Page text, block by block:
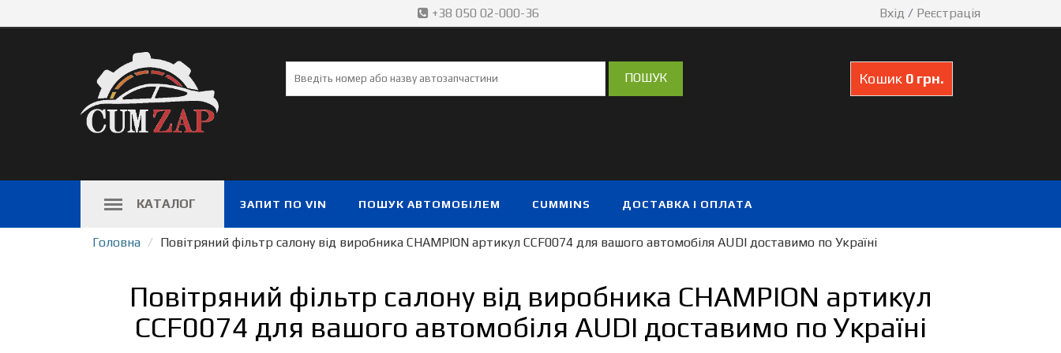
+38 050 02-000-36 Вхід / Реєстрація
Кошик 0 грн.
КАТАЛОГ ЗАПИТ ПО VIN ПОШУК АВТОМОБІЛЕМ CUMMINS ДОСТАВКА І ОПЛАТА
Головна Повітряний фільтр салону від виробника CHAMPION артикул CCF0074 для вашого автомобіля AUDI доставимо по Україні
Повітряний фільтр салону від виробника CHAMPION артикул
CCF0074 для вашого автомобіля AUDI доставимо по Україні